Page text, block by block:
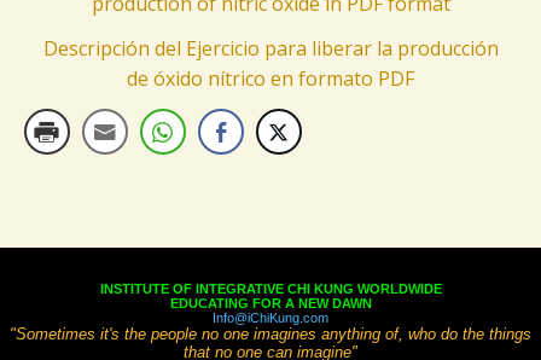
Descripción del Ejercicio para liberar la producción
de óxido nítrico en formato PDF
INSTITUTE OF INTEGRATIVE CHI KUNG WORLDWIDE
EDUCATING FOR A NEW DAWN
Info@iChiKung.com
"Sometimes it's the people no one imagines anything of, who do the things
that no one can imagine"